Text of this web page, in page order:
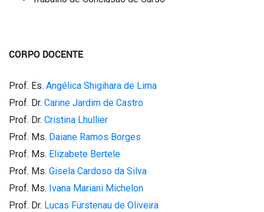
CORPO DOCENTE
Prof. Es. Angélica Shigihara de Lima
Prof. Dr. Carine Jardim de Castro
Prof. Dr. Cristina Lhullier
Prof. Ms. Daiane Ramos Borges
Prof. Ms. Elizabete Bertele
Prof. Ms. Gisela Cardoso da Silva
Prof. Ms. Ivana Mariani Michelon
Prof. Dr. Lucas Fürstenau de Oliveira